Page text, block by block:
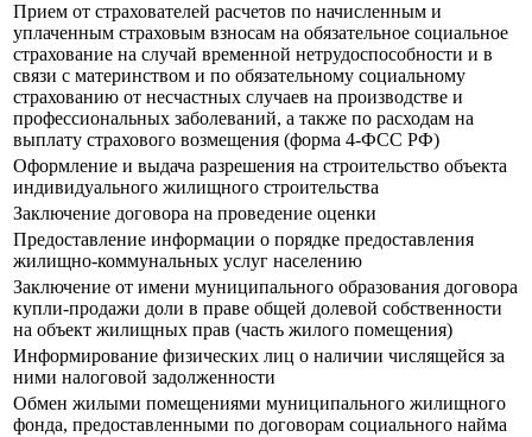
Прием от страхователей расчетов по начисленным и
уплаченным страховым взносам на обязательное социальное
страхование на случай временной нетрудоспособности и в
связи с материнством и по обязательному социальному
страхованию от несчастных случаев на производстве и
профессиональных заболеваний, а также по расходам на
выплату страхового возмещения (форма 4-ФСС РФ)
Оформление и выдача разрешения на строительство объекта
индивидуального жилищного строительства
Заключение договора на проведение оценки
Предоставление информации о порядке предоставления
жилищно-коммунальных услуг населению
Заключение от имени муниципального образования договора
купли-продажи доли в праве общей долевой собственности
на объект жилищных прав (часть жилого помещения)
Информирование физических лиц о наличии числящейся за
ними налоговой задолженности
Обмен жилыми помещениями муниципального жилищного
фонда, предоставленными по договорам социального найма